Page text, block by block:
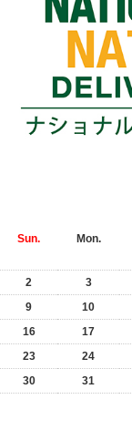
Sun. Mon.
2
3
9
10
16
17
23
24
30
31